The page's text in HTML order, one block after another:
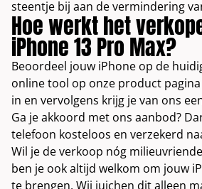
steentje bij aan de vermindering
Hoe werkt het
iPhone 13 Pro Max?
Beoordeel jouw iPhone op de
online tool op onze product
in en vervolgens krijg je van ons
Ga je akkoord met ons aanbod?
telefoon kosteloos en verzekerd
Wil je de verkoop nóg
ben je ook altijd welkom om jouw
te brengen. Wij juichen dit alleen